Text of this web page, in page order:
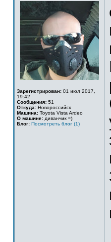
Зарегистрирован: 01 июл 2017,
19:42
Сообщения: 51
Откуда: Новороссийск
Машина: Toyota Vista Ardeo
О машине: диванчик =)
Блог: Посмотреть блог (1)